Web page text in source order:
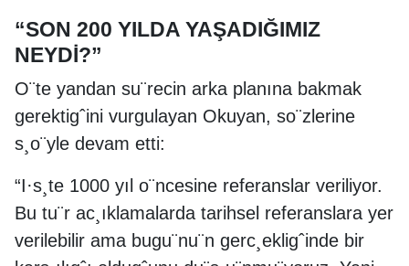
“SON 200 YILDA YAŞADIĞIMIZ
NEYDİ?”
O¨te yandan su¨recin arka planına bakmak
gerektigˆini vurgulayan Okuyan, so¨zlerine
s¸o¨yle devam etti:
“I·s¸te 1000 yıl o¨ncesine referanslar veriliyor.
Bu tu¨r ac¸ıklamalarda tarihsel referanslara yer
verilebilir ama bugu¨nu¨n gerc¸ekligˆinde bir